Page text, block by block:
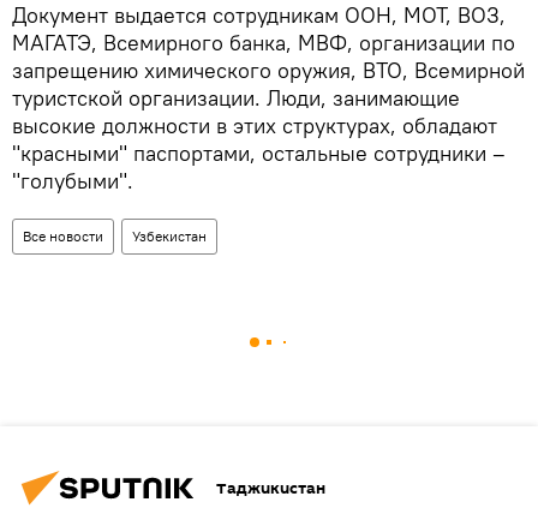
Документ выдается сотрудникам ООН, МОТ, ВОЗ,
МАГАТЭ, Всемирного банка, МВФ, организации по
запрещению химического оружия, ВТО, Всемирной
туристской организации. Люди, занимающие
высокие должности в этих структурах, обладают
"красными" паспортами, остальные сотрудники –
"голубыми".
Все новости Узбекистан
Таджикистан